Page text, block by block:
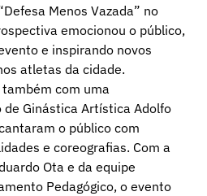
Menos Vazada” no
emocionou o público,
e inspirando novos
atletas da cidade.
com uma
Ginástica Artística Adolfo
o público com
e coreografias. Com a
Ota e da equipe
Pedagógico, o evento